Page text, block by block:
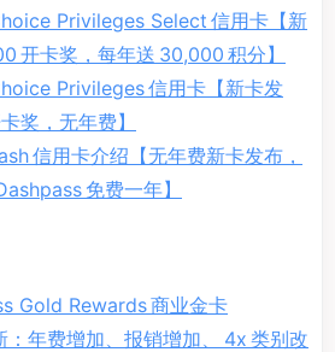
Privileges Select 信用卡【新
开卡奖，每年送 30,000 积分】
Privileges 信用卡【新卡发
奖，无年费】
信用卡介绍【无年费新卡发布，
免费一年】
Gold Rewards 商业金卡
：年费增加、报销增加、 4x 类别改